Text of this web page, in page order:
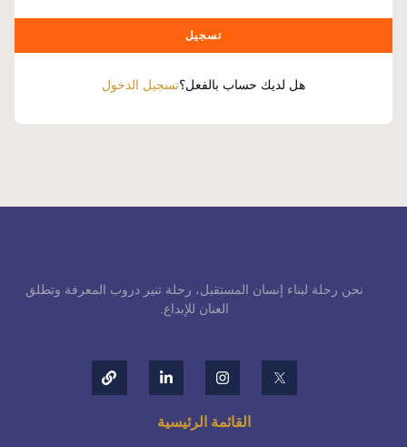
تسجيل
هل لديك حساب بالفعل؟تسجيل الدخول
نحن رحلة لبناء إنسان المستقبل، رحلة تنير دروب المعرفة وتطلق
العنان للإبداع.
القائمة الرئيسية